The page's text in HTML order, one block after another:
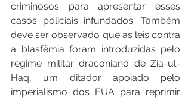
criminosos para apresentar esses
casos policiais infundados. Também
deve ser observado que as leis contra
a blasfêmia foram introduzidas pelo
regime militar draconiano de Zia-ul-
Haq, um ditador apoiado pelo
imperialismo dos EUA para reprimir